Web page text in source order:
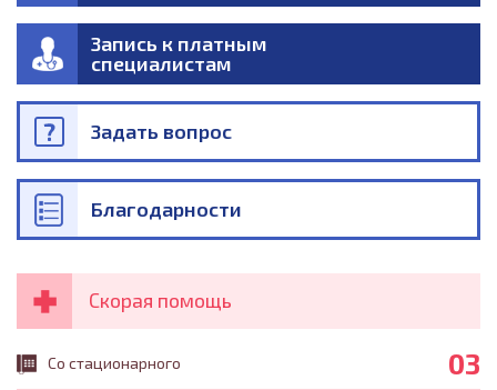
Запись к платным
специалистам
Задать вопрос
Благодарности
Скорая помощь
Со стационарного 03